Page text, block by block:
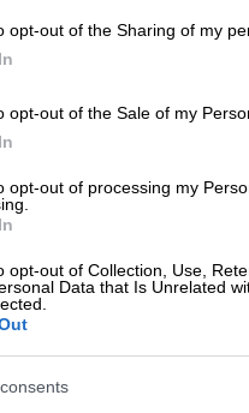
opt-out of the Sharing of my
opt-out of the Sale of my
opt-out of processing my
opt-out of Collection, Use,
Data that Is Unrelated
να αντέξει το
Αν και λογικά
αποτυπώνει όλα
και την
και την
που